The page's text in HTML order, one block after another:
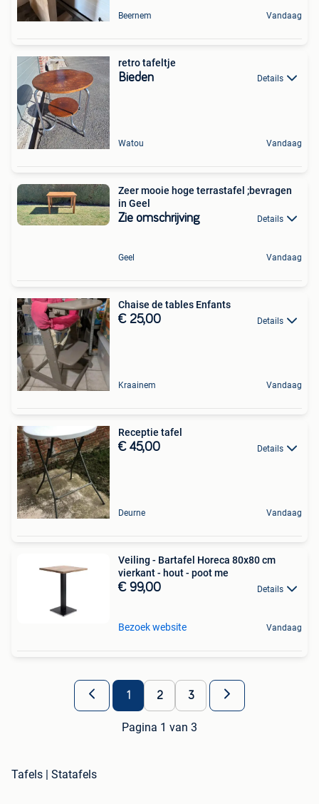
Beernem Vandaag
retro tafeltje
Bieden Details
Watou Vandaag
Zeer mooie hoge terrastafel ;bevragen
in Geel
Zie omschrijving Details
Geel Vandaag
Chaise de tables Enfants
€ 25,00 Details
Kraainem Vandaag
Receptie tafel
€ 45,00 Details
Deurne Vandaag
Veiling - Bartafel Horeca 80x80 cm
vierkant - hout - poot me
€ 99,00 Details
Bezoek website Vandaag
1 2 3
Pagina 1 van 3
Tafels | Statafels